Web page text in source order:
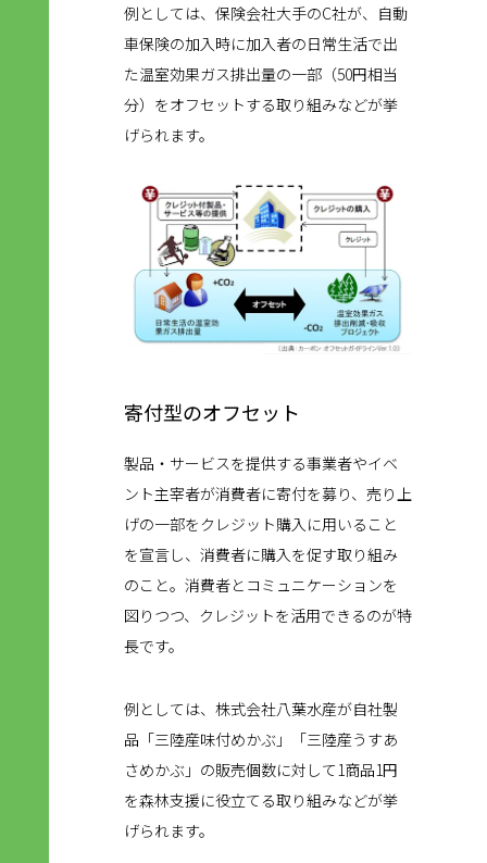
例としては、保険会社大手のC社が、自動
車保険の加入時に加入者の日常生活で出
た温室効果ガス排出量の一部（50円相当
分）をオフセットする取り組みなどが挙
げられます。
寄付型のオフセット
製品・サービスを提供する事業者やイベ
ント主宰者が消費者に寄付を募り、売り上
げの一部をクレジット購入に用いること
を宣言し、消費者に購入を促す取り組み
のこと。消費者とコミュニケーションを
図りつつ、クレジットを活用できるのが特
長です。
例としては、株式会社八葉水産が自社製
品「三陸産味付めかぶ」「三陸産うすあ
さめかぶ」の販売個数に対して1商品1円
を森林支援に役立てる取り組みなどが挙
げられます。